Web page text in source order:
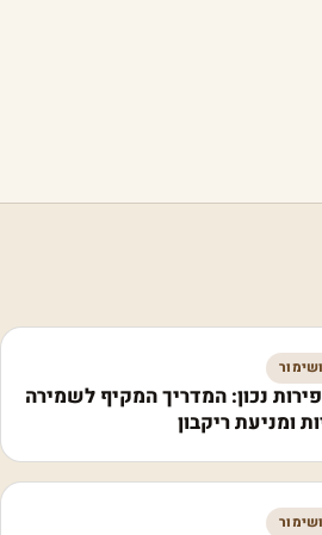
נכון: המדריך המקיף לשמירה
ומניעת ריקבון